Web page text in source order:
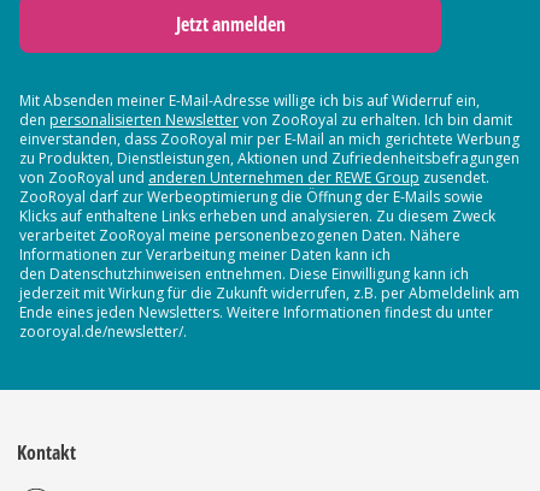
Jetzt anmelden
Mit Absenden meiner E-Mail-Adresse willige ich bis auf Widerruf ein,
den personalisierten Newslettervon ZooRoyal zu erhalten. Ich bin damit
einverstanden, dass ZooRoyal mir per E-Mail an mich gerichtete Werbung
zu Produkten, Dienstleistungen, Aktionen und Zufriedenheitsbefragungen
von ZooRoyal und anderen Unternehmen der REWE Group zusendet.
ZooRoyal darf zur Werbeoptimierung die Öffnung der E-Mails sowie
Klicks auf enthaltene Links erheben und analysieren. Zu diesem Zweck
verarbeitet ZooRoyal meine personenbezogenen Daten. Nähere
Informationen zur Verarbeitung meiner Daten kann ich
den Datenschutzhinweisen entnehmen. Diese Einwilligung kann ich
jederzeit mit Wirkung für die Zukunft widerrufen, z.B. per Abmeldelink am
Ende eines jeden Newsletters. Weitere Informationen findest du unter
zooroyal.de/newsletter/.
Kontakt